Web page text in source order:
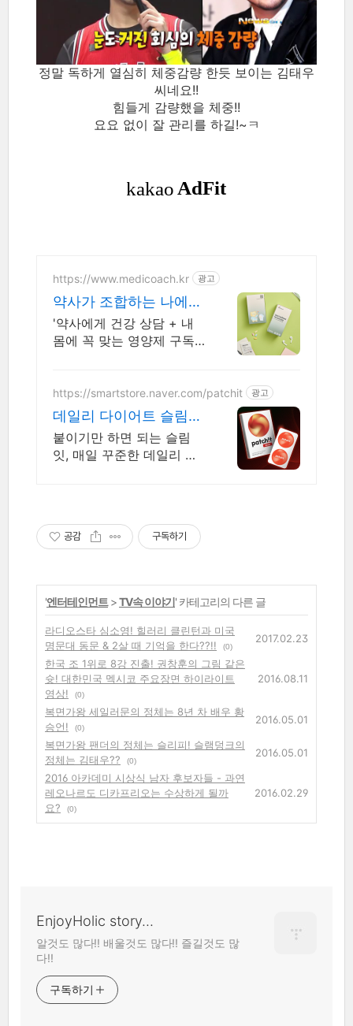
정말 독하게 열심히 체중감량 한듯 보이는 김태우
씨네요!!
힘들게 감량했을 체중!!
요요 없이 잘 관리를 하길!~ㅋ
https://www.medicoach.kr 광고
약사가 조합하는 나에게
꼭 맞는 맞춤형 영양제.
'약사에게 건강 상담 + 내
몸에 꼭 맞는 영양제 구독'
https://smartstore.naver.com/patchit 광고
데일리 다이어트 슬림잇
간편한 다이어트 슬림잇
붙이기만 하면 되는 슬림
잇, 매일 꾸준한 데일리 케
공감 구독하기
'엔터테인먼트 >TV속 이야기' 카테고리의 다른 글
라디오스타 심소영! 힐러리 클린턴과 미국
명문대 동문 & 2살 때 기억을 한다??!!
(0)
2017.02.23
한국 조 1위로 8강 진출! 권창훈의 그림 같은
슛! 대한민국 멕시코 주요장면 하이라이트
영상!
(0)
2016.08.11
복면가왕 세일러문의 정체는 8년 차 배우 황
승언!
(0)
2016.05.01
복면가왕 팬더의 정체는 슬리피! 슬램덩크의
정체는 김태우??
(0)
2016.05.01
2016 아카데미 시상식 남자 후보자들 - 과연
레오나르도 디카프리오는 수상하게 될까
요?
(0)
2016.02.29
EnjoyHolic story...
알것도 많다!! 배울것도 많다!! 즐길것도 많
다!!
구독하기